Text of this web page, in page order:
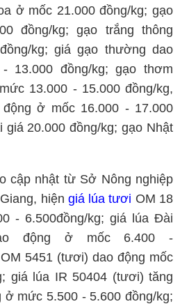
ở mốc 21.000 đồng/kg; gạo
đồng/kg; gạo trắng thông
kg; giá gạo thường dao
13.000 đồng/kg; gạo thơm
13.000 - 15.000 đồng/kg,
ở mốc 16.000 - 17.000
giá 20.000 đồng/kg; gạo Nhật
cập nhật từ Sở Nông nghiệp
hiện giá lúa tươi OM 18
- 6.500đồng/kg; giá lúa Đài
động ở mốc 6.400 -
5451 (tươi) dao động mốc
giá lúa IR 50404 (tươi) tăng
ở mức 5.500 - 5.600 đồng/kg;